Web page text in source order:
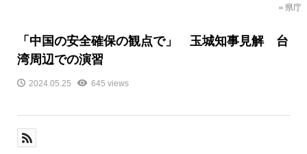
＝県庁
「中国の安全確保の観点で」 玉城知事見解 台
湾周辺での演習
2024.05.25 645 views